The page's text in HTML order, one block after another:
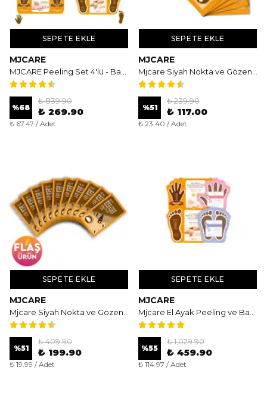
SEPETE EKLE
MJCARE
%68
₺ 839.90
₺ 269.90
₺ 67.47 / Adet
SEPETE EKLE
MJCARE
%51
₺ 239.90
₺ 117.00
₺ 23.40 / Adet
SEPETE EKLE
MJCARE
%51
₺ 409.90
₺ 199.90
₺ 19.99 / Adet
SEPETE EKLE
MJCARE
%55
₺ 1,029.90
₺ 459.90
₺ 114.97 / Adet